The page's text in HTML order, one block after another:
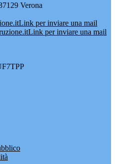
Verona
Link per inviare una mail
Link per inviare una mail